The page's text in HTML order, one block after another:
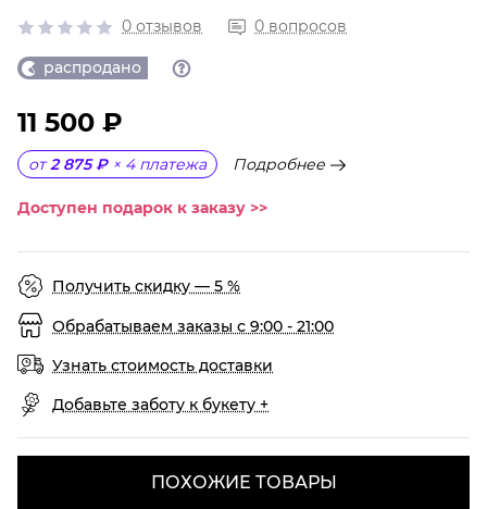
0 отзывов 0 вопросов
распродано
11 500 ₽
от 2 875 ₽ × 4 платежа Подробнее
Доступен подарок к заказу >>
Получить скидку — 5 %
Обрабатываем заказы с 9:00 - 21:00
Узнать стоимость доставки
Добавьте заботу к букету +
ПОХОЖИЕ ТОВАРЫ